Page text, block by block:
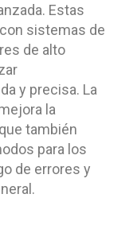
Estas
sistemas de
de alto
y precisa. La
la
también
para los
de errores y